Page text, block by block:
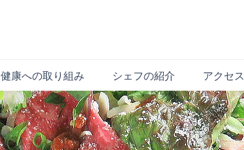
健康への取り組み シェフの紹介 アクセス